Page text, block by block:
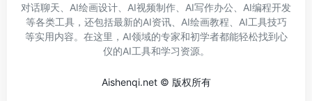
对话聊天、AI绘画设计、AI视频制作、AI写作办公、AI编程开发
等各类工具，还包括最新的AI资讯、AI绘画教程、AI工具技巧
等实用内容。在这里，AI领域的专家和初学者都能轻松找到心
仪的AI工具和学习资源。
Aishenqi.net © 版权所有